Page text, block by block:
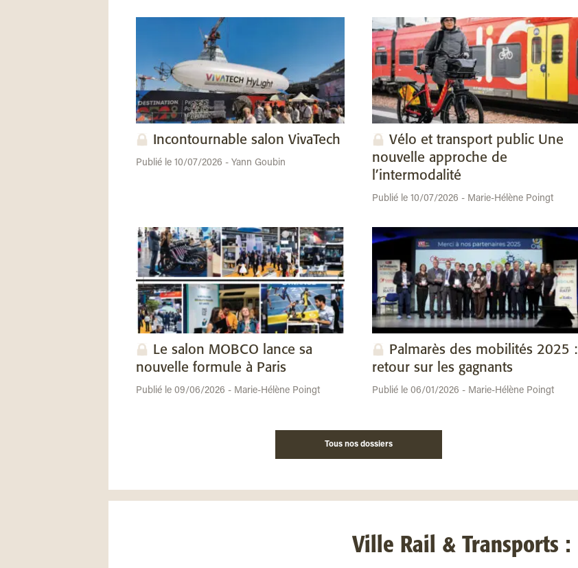
Incontournable salon VivaTech
Publié le 10/07/2026 - Yann Goubin
Vélo et transport public Une
nouvelle approche de
l’intermodalité
Publié le 10/07/2026 - Marie-Hélène Poingt
Le salon MOBCO lance sa
nouvelle formule à Paris
Publié le 09/06/2026 - Marie-Hélène Poingt
Palmarès des mobilités 2025 :
retour sur les gagnants
Publié le 06/01/2026 - Marie-Hélène Poingt
Tous nos dossiers
Ville Rail & Transports :